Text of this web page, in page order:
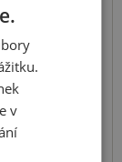
v